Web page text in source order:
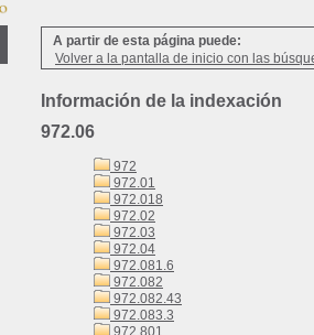
A partir de esta página puede:
Volver a la pantalla de inicio con las
Información de la indexación
972.06
972
972.01
972.018
972.02
972.03
972.04
972.081.6
972.082
972.082.43
972.083.3
972.801